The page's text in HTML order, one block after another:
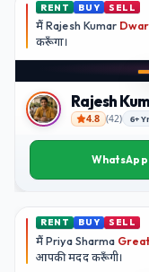
RENT BUY SELL
मैंRajesh Kumar
करूँगा।
Rajesh Kumar
Rajesh
4.8 (42) 6+
WhatsApp
RENT BUY SELL
मैंPriya Sharma
आपकी मदद करूँगी।